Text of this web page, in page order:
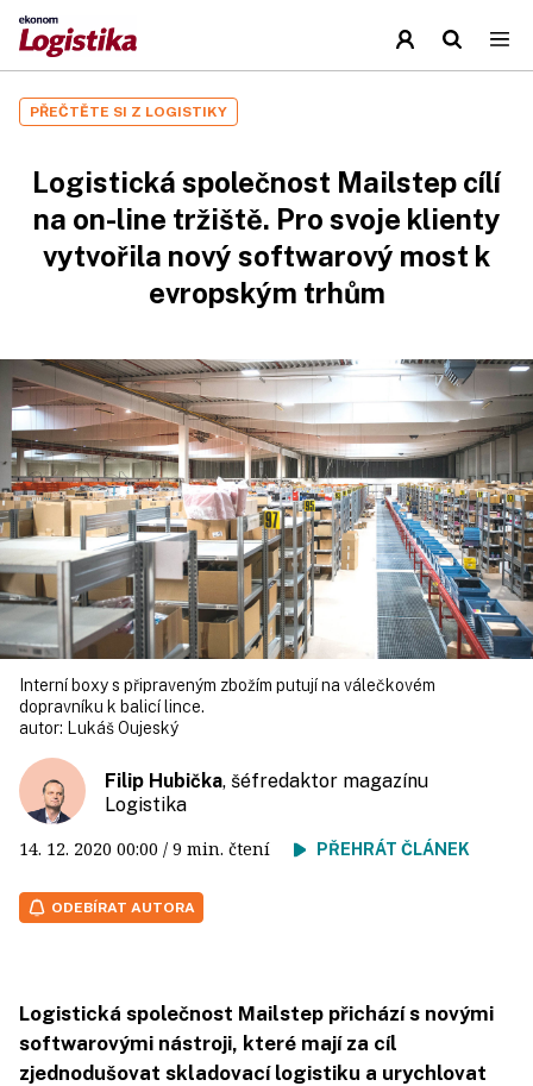
PŘEČTĚTE SI Z LOGISTIKY
Logistická společnost Mailstep cílí
na on-line tržiště. Pro svoje klienty
vytvořila nový softwarový most k
evropským trhům
Interní boxy s připraveným zbožím putují na válečkovém
dopravníku k balicí lince.
autor:
Lukáš Oujeský
Filip Hubička, šéfredaktor magazínu
Logistika
14. 12. 2020 00:00 / 9 min. čtení PŘEHRÁT ČLÁNEK
ODEBÍRAT AUTORA
Logistická společnost Mailstep přichází s novými
softwarovými nástroji, které mají za cíl
zjednodušovat skladovací logistiku a urychlovat